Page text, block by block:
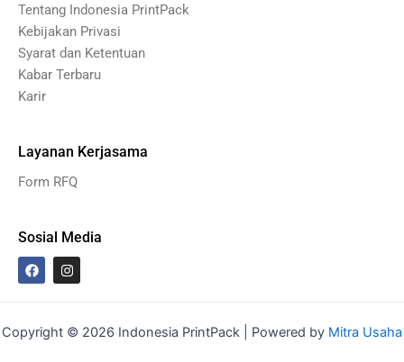
Tentang Indonesia PrintPack
Kebijakan Privasi
Syarat dan Ketentuan
Kabar Terbaru
Karir
Layanan Kerjasama
Form RFQ
Sosial Media
F
a
c
o
o
I
n
s
g
Copyright © 2026 Indonesia PrintPack | Powered by Mitra Usaha